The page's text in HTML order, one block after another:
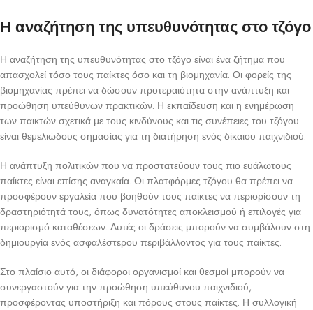
Η αναζήτηση της υπευθυνότητας στο τζόγο
Η αναζήτηση της υπευθυνότητας στο τζόγο είναι ένα ζήτημα που
απασχολεί τόσο τους παίκτες όσο και τη βιομηχανία. Οι φορείς της
βιομηχανίας πρέπει να δώσουν προτεραιότητα στην ανάπτυξη και
προώθηση υπεύθυνων πρακτικών. Η εκπαίδευση και η ενημέρωση
των παικτών σχετικά με τους κινδύνους και τις συνέπειες του τζόγου
είναι θεμελιώδους σημασίας για τη διατήρηση ενός δίκαιου παιχνιδιού.
Η ανάπτυξη πολιτικών που να προστατεύουν τους πιο ευάλωτους
παίκτες είναι επίσης αναγκαία. Οι πλατφόρμες τζόγου θα πρέπει να
προσφέρουν εργαλεία που βοηθούν τους παίκτες να περιορίσουν τη
δραστηριότητά τους, όπως δυνατότητες αποκλεισμού ή επιλογές για
περιορισμό καταθέσεων. Αυτές οι δράσεις μπορούν να συμβάλουν στη
δημιουργία ενός ασφαλέστερου περιβάλλοντος για τους παίκτες.
Στο πλαίσιο αυτό, οι διάφοροι οργανισμοί και θεσμοί μπορούν να
συνεργαστούν για την προώθηση υπεύθυνου παιχνιδιού,
προσφέροντας υποστήριξη και πόρους στους παίκτες. Η συλλογική